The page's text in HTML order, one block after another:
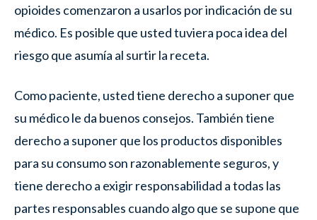
opioides comenzaron a usarlos por indicación de su
médico. Es posible que usted tuviera poca idea del
riesgo que asumía al surtir la receta.
Como paciente, usted tiene derecho a suponer que
su médico le da buenos consejos. También tiene
derecho a suponer que los productos disponibles
para su consumo son razonablemente seguros, y
tiene derecho a exigir responsabilidad a todas las
partes responsables cuando algo que se supone que